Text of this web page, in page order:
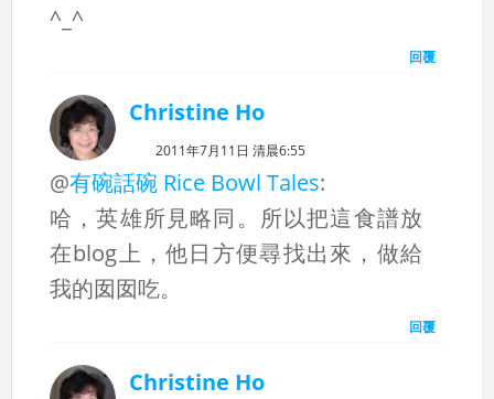
^_^
回覆
Christine Ho
2011年7月11日 清晨6:55
@有碗話碗 Rice Bowl Tales:
哈，英雄所見略同。所以把這食譜放
在blog上，他日方便尋找出來，做給
我的囡囡吃。
回覆
Christine Ho